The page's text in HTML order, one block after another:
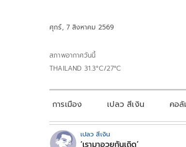
ศุกร์, 7 สิงหาคม 2569
สภาพอากาศวันนี้
THAILAND 31.3°C/27°C
การเมือง เปลว สีเงิน คอ
เปลว สีเงิน
‘เรามาอวยกันเถิด’